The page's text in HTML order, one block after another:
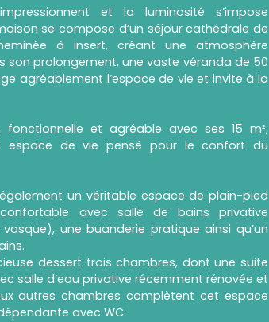
et la luminosité s’impose
se compose d’un séjour cathédrale de
à insert, créant une atmosphère
son prolongement, une vaste véranda de 50
agréablement l’espace de vie et invite à la
fonctionnelle et agréable avec ses 15 m²,
espace de vie pensé pour le confort du
un véritable espace de plain-pied
avec salle de bains privative
une buanderie pratique ainsi qu’un
dessert trois chambres, dont une suite
salle d’eau privative récemment rénovée et
autres chambres complètent cet espace
avec WC.